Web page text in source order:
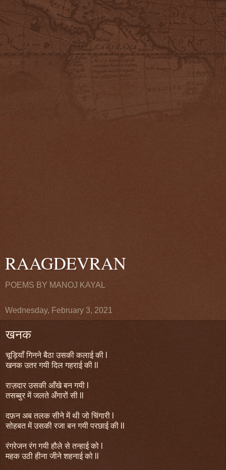
RAAGDEVRAN
POEMS BY MANOJ KAYAL
Wednesday, February 3, 2021
खनक
चूड़ियाँ गिनने बैठा उसकी कलाई की l
खनक उतर गयी दिल गहराई की ll
राज़दार उसकी आँखे बन गयी l
तसब्बुर में जलते अँगारों सी ll
दफ़न अब तलक सीने में थी जो चिंगारी l
सोहबत में उसकी रजा बन गयी परछाई की ll
रंगरेजन रंग गयी हौले से तन्हाई को l
महक उठी हीना जीने शहनाई को ll